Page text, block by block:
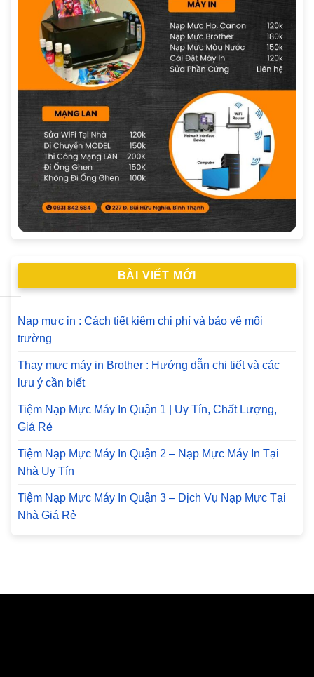
BÀI VIẾT MỚI
Nạp mực in : Cách tiết kiệm chi phí và bảo vệ môi
trường
Thay mực máy in Brother : Hướng dẫn chi tiết và các
lưu ý cần biết
Tiệm Nạp Mực Máy In Quận 1 | Uy Tín, Chất Lượng,
Giá Rẻ
Tiệm Nạp Mực Máy In Quận 2 – Nạp Mực Máy In Tại
Nhà Uy Tín
Tiệm Nạp Mực Máy In Quận 3 – Dịch Vụ Nạp Mực Tại
Nhà Giá Rẻ